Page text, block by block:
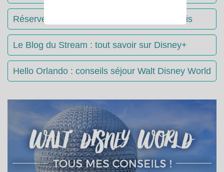
Réserver votre restaurant à Disneyland Paris
Le Blog du Stream : tout savoir sur Disney+
Hello Orlando : conseils séjour Walt Disney World